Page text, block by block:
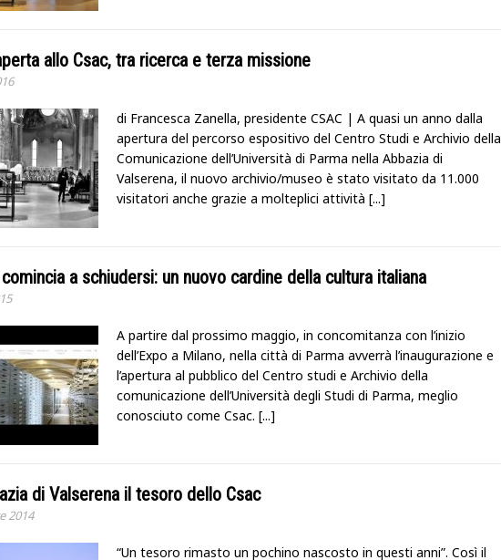
allo Csac, tra ricerca e terza missione
di Francesca Zanella, presidente CSAC | A quasi un anno dalla
apertura del percorso espositivo del Centro Studi e Archivio della
Comunicazione dell’Università di Parma nella Abbazia di
Valserena, il nuovo archivio/museo è stato visitato da 11.000
visitatori anche grazie a molteplici attività [...]
a schiudersi: un nuovo cardine della cultura italiana
A partire dal prossimo maggio, in concomitanza con l’inizio
dell’Expo a Milano, nella città di Parma avverrà l’inaugurazione e
l’apertura al pubblico del Centro studi e Archivio della
comunicazione dell’Università degli Studi di Parma, meglio
conosciuto come Csac. [...]
di Valserena il tesoro dello Csac
2014
“Un tesoro rimasto un pochino nascosto in questi anni”. Così il